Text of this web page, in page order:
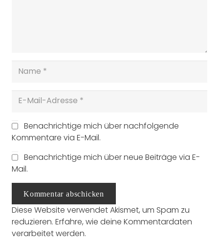
Benachrichtige mich über nachfolgende
Kommentare via E-Mail.
Benachrichtige mich über neue Beiträge via E-
Mail.
Kommentar abschicken
Diese Website verwendet Akismet, um Spam zu
reduzieren. Erfahre, wie deine Kommentardaten
verarbeitet werden.